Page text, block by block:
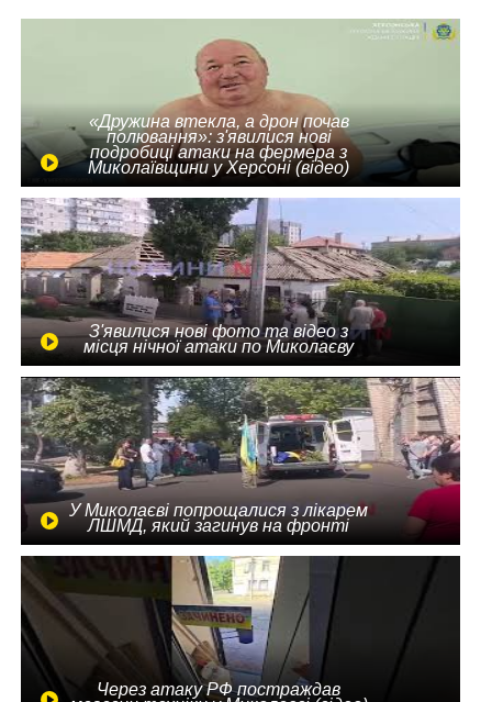
«Дружина втекла, а дрон почав
полювання»: з'явилися нові
подробиці атаки на фермера з
Миколаївщини у Херсоні (відео)
З'явилися нові фото та відео з
місця нічної атаки по Миколаєву
У Миколаєві попрощалися з лікарем
ЛШМД, який загинув на фронті
Через атаку РФ постраждав